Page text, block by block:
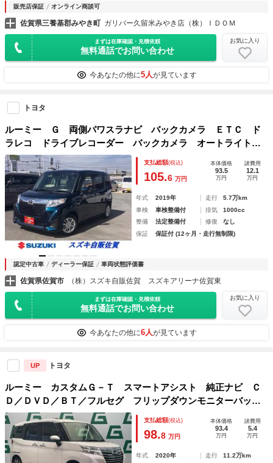
販売店保証 オンライン商談可
佐賀県三養基郡みやき町 ガリバー久留米みやき店（株）ＩＤＯＭ
まずは在庫確認・見積依頼
無料通話でお問い合わせ
お気に入り
今あなたの他に5人が見ています
トヨタ
ルーミー Ｇ 両側パワスラナビ バックカメラ ＥＴＣ ド
ラレコ ドライブレコーダー バックカメラ オートライト
スライドドア ナビ プッシュスタート オートエアコン 衝
突被害軽減システム 横滑り防止機能 衝突安全ボディ
支払総額(税込)
105.6 万円
本体価格
93.5
万円
諸費用
12.1
万円
年式 2019年 走行
5.7万km
車検
車検整備付 排気
1000cc
整備
法定整備付 修復
なし
保証
保証付 (12ヶ月・走行無制限)
認定中古車 ディーラー保証 車両状態評価書
佐賀県佐賀市 （株）スズキ自販佐賀 スズキアリーナ佐賀東
まずは在庫確認・見積依頼
無料通話でお問い合わせ
お気に入り
今あなたの他に6人が見ています
UP トヨタ
ルーミー カスタムＧ－Ｔ スマートアシスト 純正ナビ Ｃ
Ｄ／ＤＶＤ／ＢＴ／フルセグ フリップダウンモニターバック
カメラ 両側パワースライドドア オートクルーズコントロー
ル ＬＥＤオートライト シートヒーター 純正アルミホイー
ル
支払総額(税込)
98.8 万円
本体価格
93.4
万円
諸費用
5.4
万円
年式 2020年 走行
11.2万km